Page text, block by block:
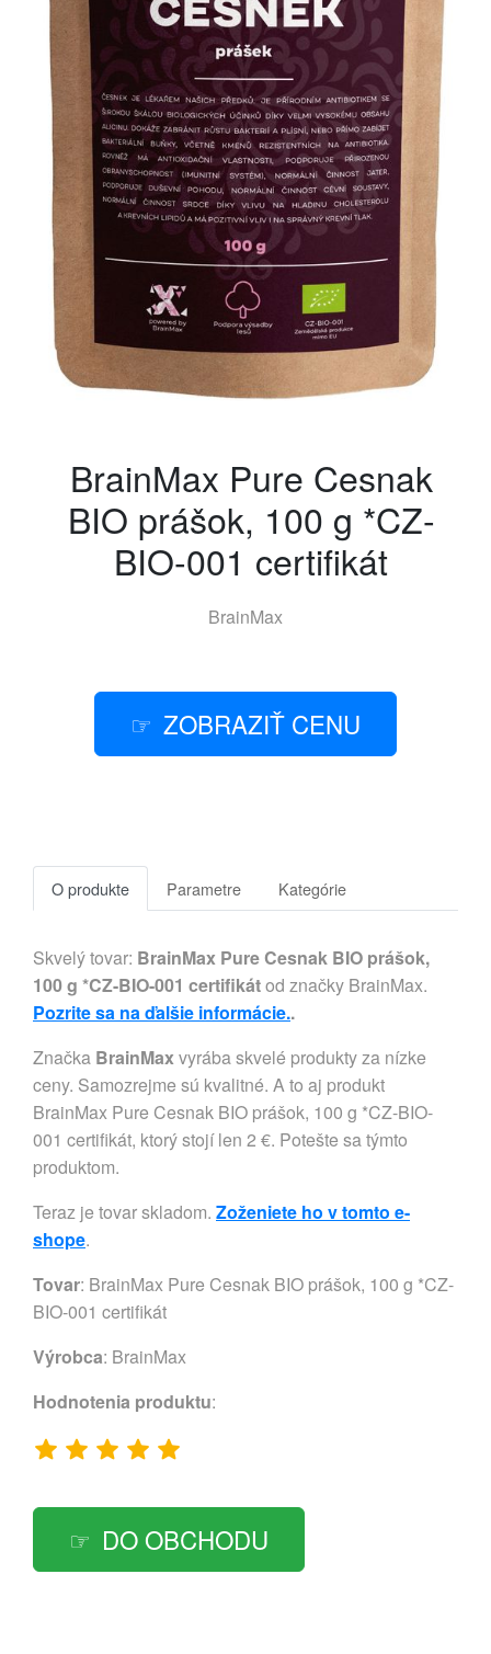
BrainMax Pure Cesnak
BIO prášok, 100 g *CZ-
BIO-001 certifikát
BrainMax
ZOBRAZIŤ CENU
O produkte Parametre Kategórie
Skvelý tovar: BrainMax Pure Cesnak BIO prášok,
100 g *CZ-BIO-001 certifikátod značky BrainMax.
Pozrite sa na ďalšie informácie..
Značka BrainMaxvyrába skvelé produkty za nízke
ceny. Samozrejme sú kvalitné. A to aj produkt
BrainMax Pure Cesnak BIO prášok, 100 g *CZ-BIO-
001 certifikát, ktorý stojí len 2 €. Potešte sa týmto
produktom.
Teraz je tovar skladom. Zoženiete ho v tomto e-
shope.
Tovar: BrainMax Pure Cesnak BIO prášok, 100 g *CZ-
BIO-001 certifikát
Výrobca: BrainMax
Hodnotenia produktu:
DO OBCHODU